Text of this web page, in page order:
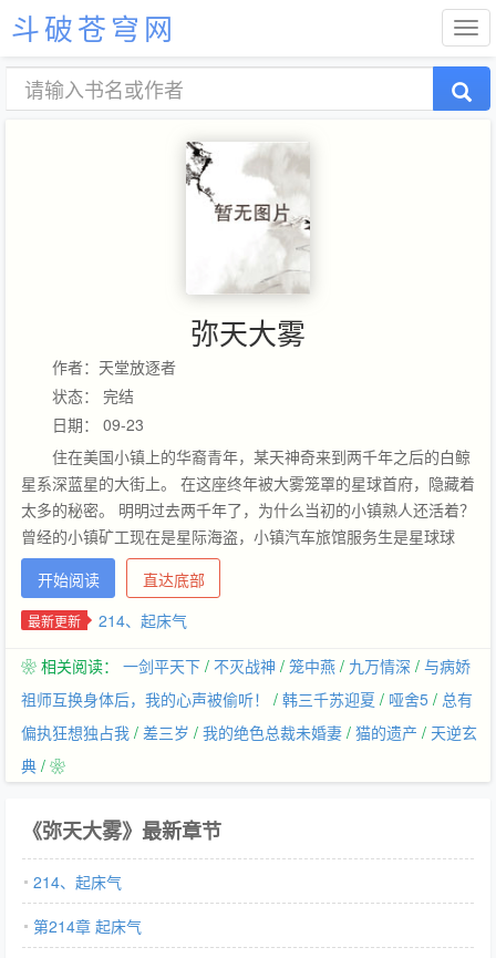
斗破苍穹网
弥天大雾
作者：天堂放逐者
状态： 完结
日期： 09-23
住在美国小镇上的华裔青年，某天神奇来到两千年之后的白鲸
星系深蓝星的大街上。 在这座终年被大雾笼罩的星球首府，隐藏着
太多的秘密。 明明过去两千年了，为什么当初的小镇熟人还活着？
曾经的小镇矿工现在是星际海盗，小镇汽车旅馆服务生是星球球
长…… 主角：上帝，我前二十年到底住在一个什么样的镇上=口=
一只蝙蝠从他旁边飞过，用优雅圆滑的声音低声轻笑——演出开始
了。 ↑以作者的属性，这怎么可能只是一个机甲文呢╮(╯_╰)╭
主角：温栾、赛路斯┃其它：黑暗议会，教廷，未来，圣战，机甲
开始阅读 直达底部
最新更新 214、起床气
❀ 相关阅读： 一剑平天下 / 不灭战神 / 笼中燕 / 九万情深 / 与病娇
祖师互换身体后，我的心声被偷听！
/ 韩三千苏迎夏 / 哑舍5 / 总有
偏执狂想独占我 / 差三岁 / 我的绝色总裁未婚妻 / 猫的遗产 / 天逆玄
典 / ❀
《弥天大雾》最新章节
214、起床气
第214章 起床气